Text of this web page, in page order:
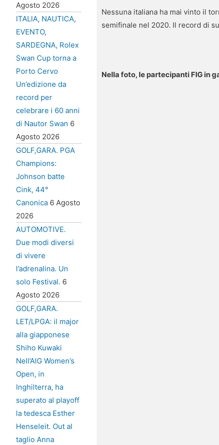
Agosto 2026
ITALIA, NAUTICA,
EVENTO,
SARDEGNA, Rolex
Swan Cup torna a
Porto Cervo
Un’edizione da
record per
celebrare i 60 anni
di Nautor Swan 6
Agosto 2026
GOLF,GARA. PGA
Champions:
Johnson batte
Cink, 44°
Canonica 6 Agosto
2026
AUTOMOTIVE.
Due modi diversi
di vivere
l’adrenalina. Un
solo Festival. 6
Agosto 2026
GOLF,GARA.
LET/LPGA: il major
alla giapponese
Shiho Kuwaki
Nell’AIG Women’s
Open, in
Inghilterra, ha
superato al playoff
la tedesca Esther
Henseleit. Out al
taglio Anna
Nessuna italiana ha mai vinto il
semifinale nel 2020. Il record di
Nella foto, le partecipanti FIG in